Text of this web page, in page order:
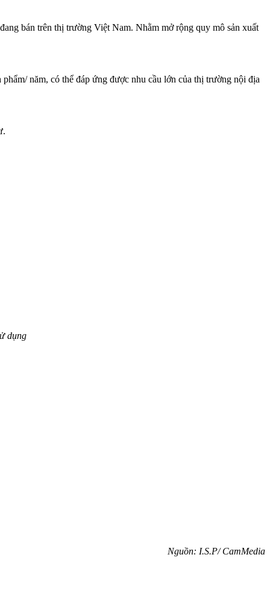
bán trên thị trường Việt Nam. Nhằm mở rộng quy mô sản xuất
năm, có thể đáp ứng được nhu cầu lớn của thị trường nội địa
dụng
Nguồn: I.S.P/ CamMedia